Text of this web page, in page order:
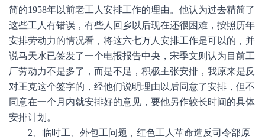
简的1958年以前老工人安排工作的理由。他认为过去精简了
这些工人有错误，有些人回乡以后现在还很困难，按照历年
安排劳动力的情况看，将这六七万人安排工作是可以的，并
说马天水已签发了一个电报报告中央，宋季文则认为目前工
厂劳动力不是多了，而是不足，积极主张安排，我原来是反
对王克这个签字的，经他们说明理由以后同意了安排，但不
同意在一个月内就安排好的意见，要他另作较长时间的具体
安排计划。
2、临时工、外包工问题，红色工人革命造反司令部原